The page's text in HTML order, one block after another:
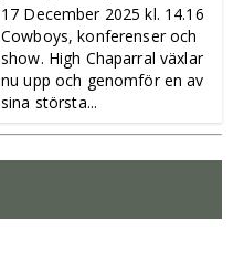
17 December 2025 kl. 14.16
Cowboys, konferenser och
show. High Chaparral växlar
nu upp och genomför en av
sina största...